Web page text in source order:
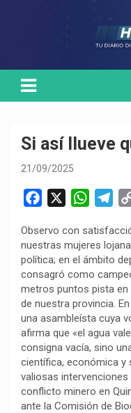
Si así llueve
21/09/2025
c
e
b
o
o
k
W
a
t
s
A
p
p
l
e
g
r
a
m
Observo con
nuestras mujeres
política; en el ámbito
consagró como
metros puntos pista en
de nuestra provincia.
una asambleísta cuya
afirma que «el agua
consigna vacía, sino
científica, económica y
valiosas
conflicto minero en
ante la Comisión de